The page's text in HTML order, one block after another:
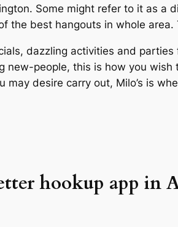
Some might refer to it as a
the best hangouts in whole
dazzling activities and parties
new-people, this is how you
may desire carry out, Milo’s is
hookup app in